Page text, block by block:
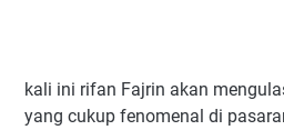
kali ini rifan Fajrin akan
yang cukup fenomenal di